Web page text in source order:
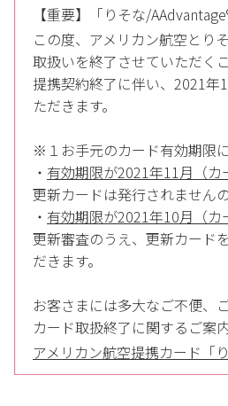
【重要】「りそな/
この度、アメリカン航空とり
取扱いを終了させていただく
提携契約終了に伴い、2021
ただきます。
※１お手元のカード有効期限
・ 有効期限が2021年11月（
更新カードは発行されません
・ 有効期限が2021年10月（
更新審査のうえ、更新カード
だきます。
お客さまには多大なご不便、
カード取扱終了に関するご案
アメリカン航空提携カード「